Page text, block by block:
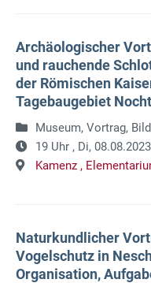
Archäologischer
und rauchende
der Römischen
Tagebaugebiet
Museum, Vortrag,
19 Uhr , Di, 08.08.2023
Kamenz ,
Naturkundlicher
Vogelschutz in
Organisation,